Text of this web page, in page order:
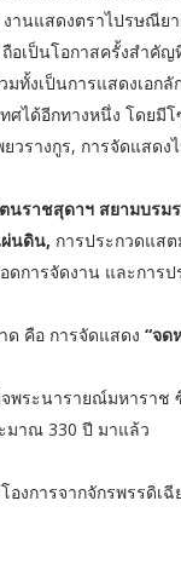
านแสดงตราไปรษณีย
อเป็นโอกาสครั้งสำคั
ทั้งเป็นการแสดงเอก
ทศได้อีกทางหนึ่ง โดย
วรางกูร, การจัดแสดง
นราชสุดาฯ สยามบร
นดิน, การประกวดแส
ดการจัดงาน และการ
คือ การจัดแสดง “จด
พระนารายณ์มหาราช
มาณ 330 ปี มาแล้ว
องการจากจักรพรรดิ